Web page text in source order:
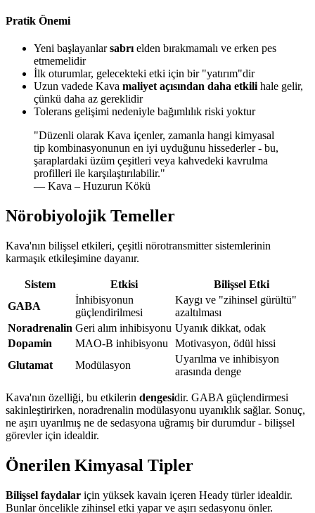
Pratik Önemi
Yeni başlayanlarsabrı elden bırakmamalı ve erken pes
etmemelidir
İlk oturumlar, gelecekteki etki için bir "yatırım"dir
Uzun vadede Kava maliyet açısından daha etkili hale gelir,
çünkü daha az gereklidir
Tolerans gelişimi nedeniyle bağımlılık riski yoktur
"Düzenli olarak Kava içenler, zamanla hangi kimyasal
tip kombinasyonunun en iyi uyduğunu hissederler - bu,
şaraplardaki üzüm çeşitleri veya kahvedeki kavrulma
profilleri ile karşılaştırılabilir."
— Kava – Huzurun Kökü
Nörobiyolojik Temeller
Kava'nın bilişsel etkileri, çeşitli nörotransmitter sistemlerinin
karmaşık etkileşimine dayanır.
Sistem Etkisi
Bilişsel Etki
GABA
İnhibisyonun
güçlendirilmesi
Kaygı ve "zihinsel gürültü"
azaltılması
Noradrenalin Geri alım inhibisyonu Uyanık dikkat, odak
Dopamin
MAO-B inhibisyonu
Motivasyon, ödül hissi
Glutamat
Modülasyon
Uyarılma ve inhibisyon
arasında denge
Kava'nın özelliği, bu etkilerin dengesidir. GABA güçlendirmesi
sakinleştirirken, noradrenalin modülasyonu uyanıklık sağlar. Sonuç,
ne aşırı uyarılmış ne de sedasyona uğramış bir durumdur - bilişsel
görevler için idealdir.
Önerilen Kimyasal Tipler
Bilişsel faydalar için yüksek kavain içeren Heady türler idealdir.
Bunlar öncelikle zihinsel etki yapar ve aşırı sedasyonu önler.